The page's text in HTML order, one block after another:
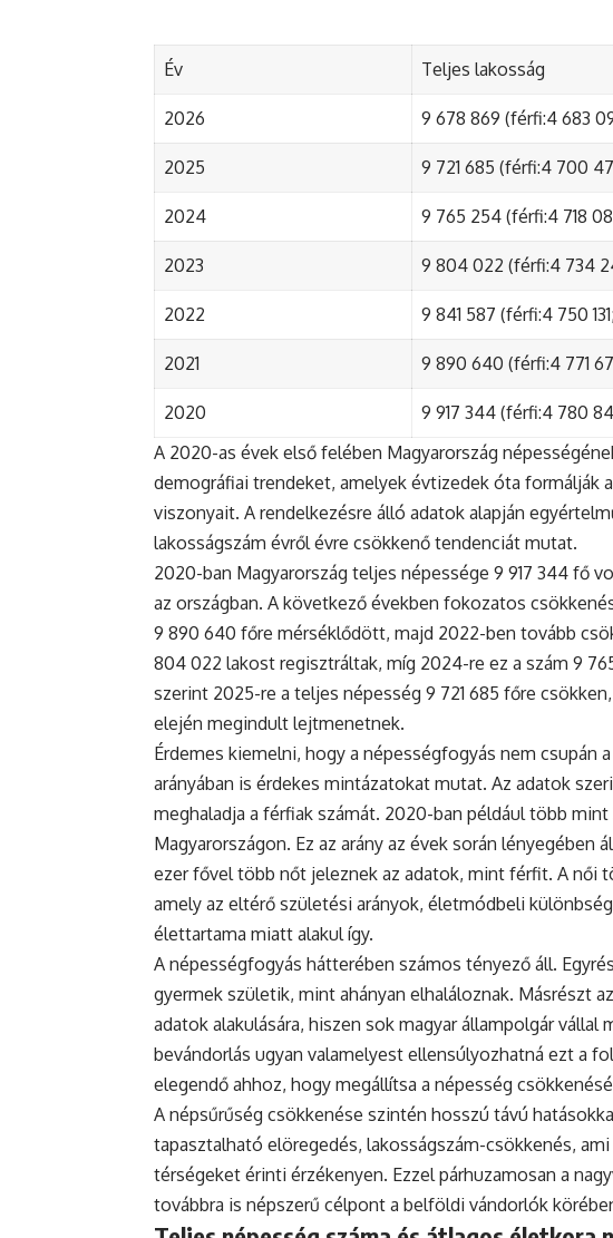
Év Teljes lakosság
2026 9 678 869 (férfi:4 683
2025 9 721 685 (férfi:4 700
2024 9 765 254 (férfi:4 718
2023 9 804 022 (férfi:4 734
2022 9 841 587 (férfi:4 750
2021 9 890 640 (férfi:4 771
2020
9 917 344 (férfi:4 780
A 2020-as évek első felében Magyarország
demográfiai trendeket, amelyek évtizedek óta formálják
viszonyait. A rendelkezésre álló adatok alapján
lakosságszám évről évre csökkenő tendenciát mutat.
2020-ban Magyarország teljes népessége 9 917 344 fő
az országban. A következő években fokozatos
9 890 640 főre mérséklődött, majd 2022-ben tovább
804 022 lakost regisztráltak, míg 2024-re ez a szám 9
szerint 2025-re a teljes népesség 9 721 685 főre
elején megindult lejtmenetnek.
Érdemes kiemelni, hogy a népességfogyás nem csupán
arányában is érdekes mintázatokat mutat. Az adatok
meghaladja a férfiak számát. 2020-ban például több
Magyarországon. Ez az arány az évek során lényegében
ezer fővel több nőt jeleznek az adatok, mint férfit. A női
amely az eltérő születési arányok, életmódbeli
élettartama miatt alakul így.
A népességfogyás hátterében számos tényező áll.
gyermek születik, mint ahányan elhaláloznak. Másrészt
adatok alakulására, hiszen sok magyar állampolgár
bevándorlás ugyan valamelyest ellensúlyozhatná ezt a
elegendő ahhoz, hogy megállítsa a népesség
A népsűrűség csökkenése szintén hosszú távú
tapasztalható elöregedés, lakosságszám-csökkenés,
térségeket érinti érzékenyen. Ezzel párhuzamosan a
továbbra is népszerű célpont a belföldi vándorlók